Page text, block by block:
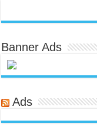
Banner Ads
Ads